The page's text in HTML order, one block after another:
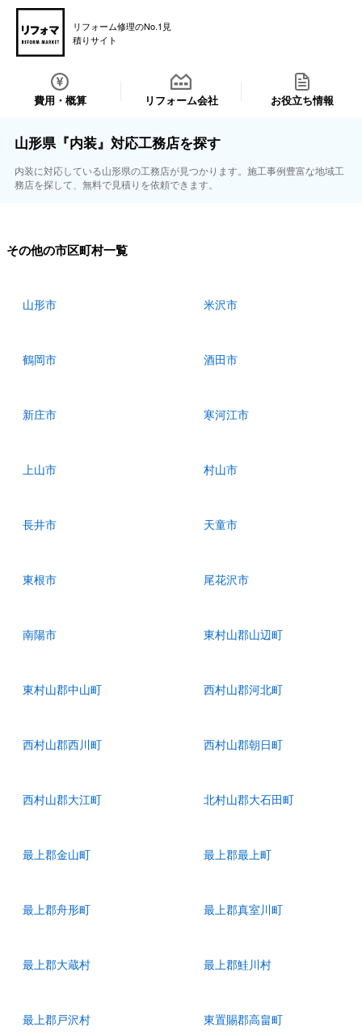
リフォーム修理のNo.1見
積りサイト
費用・概算 リフォーム会社 お役立ち情報
山形県『内装』対応工務店を探す
内装に対応している山形県の工務店が見つかります。施工事例豊富な地域工
務店を探して、無料で見積りを依頼できます。
その他の市区町村一覧
山形市 米沢市
鶴岡市 酒田市
新庄市 寒河江市
上山市 村山市
長井市 天童市
東根市 尾花沢市
南陽市 東村山郡山辺町
東村山郡中山町 西村山郡河北町
西村山郡西川町 西村山郡朝日町
西村山郡大江町 北村山郡大石田町
最上郡金山町 最上郡最上町
最上郡舟形町 最上郡真室川町
最上郡大蔵村 最上郡鮭川村
最上郡戸沢村 東置賜郡高畠町